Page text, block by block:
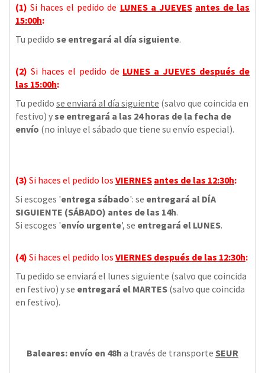
(1)Si haces el pedido de LUNES a JUEVES antes de las
15:00h:
Tu pedido se entregará al día siguiente.
(2) Si haces el pedido de LUNES a JUEVES después de
las 15:00h:
Tu pedido se enviará al día siguiente (salvo que coincida en
festivo) yse entregará a las 24 horas de la fecha de
envío (no inluye el sábado que tiene su envío especial).
(3) Si haces el pedido los VIERNES antes de las 12:30h:
Si escoges 'entrega sábado': se entregará al DÍA
SIGUIENTE (SÁBADO) antes de las 14h.
Si escoges 'envío urgente', se entregará el LUNES.
(4) Si haces el pedido los VIERNES después de las 12:30h:
Tu pedido se enviará el lunes siguiente (salvo que coincida
en festivo) y se entregará el MARTES (salvo que coincida
en festivo).
Baleares: envío en 48h a través de transporte SEUR